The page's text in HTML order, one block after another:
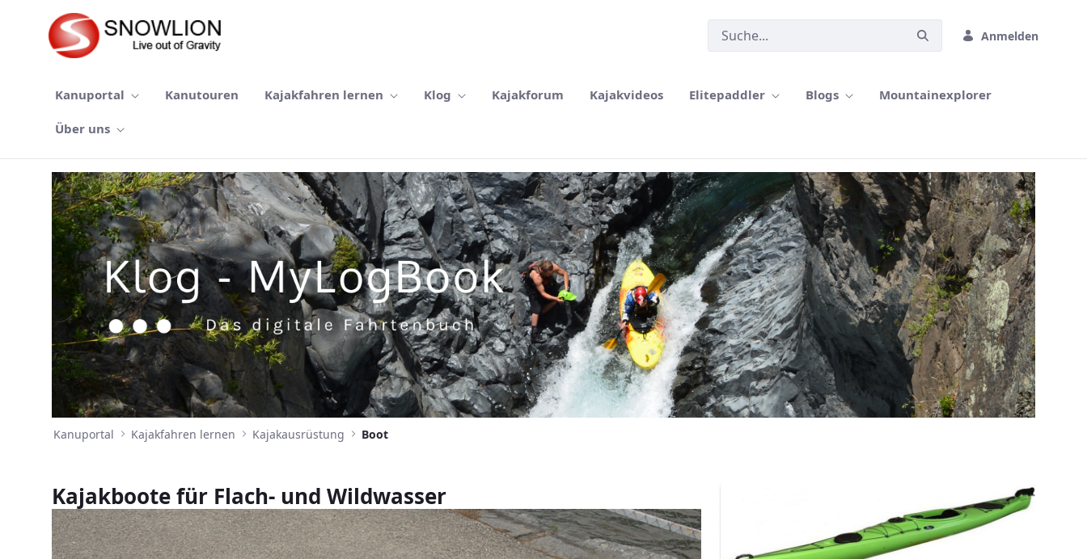
Zum Hauptinhalt springen
Anmelden
Kanuportal Kanutouren Kajakfahren lernen Klog Kajakforum Kajakvideos Elitepaddler Blogs Mountainexplorer
Über uns
Kanuportal Kajakfahren lernen Kajakausrüstung Boot
Kajakboote für Flach- und Wildwasser